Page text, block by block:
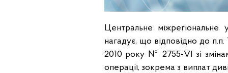
Центральне
нагадує, що відповідно до п.п.
2010 року № 2755-VI зі
операції, зокрема з виплат